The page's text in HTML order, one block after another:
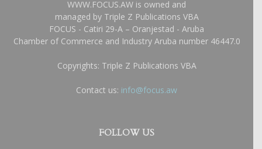
WWW.FOCUS.AW is owned and
managed by Triple Z Publications VBA
FOCUS - Catiri 29-A – Oranjestad - Aruba
Chamber of Commerce and Industry Aruba number 46447.0
Copyrights: Triple Z Publications VBA
Contact us: info@focus.aw
FOLLOW US